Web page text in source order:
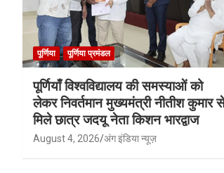
पूर्णिया पूर्णिया प्रमंडल
पूर्णियाँ विश्वविद्यालय की समस्याओं को
लेकर निवर्तमान मुख्यमंत्री नीतीश कुमार
मिले छात्र जदयू नेता किशन भारद्वाज
August 4, 2026 अंग इंडिया न्यूज़